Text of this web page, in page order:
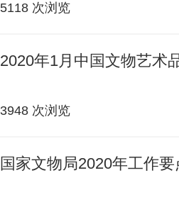
5118 次浏览
2020年1月中国文物艺术
3948 次浏览
国家文物局2020年工作要